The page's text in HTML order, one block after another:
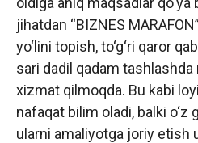
jihatdan “BIZNES
yo‘lini topish, to‘g‘ri qaror
sari dadil qadam tashlashda
xizmat qilmoqda. Bu kabi
nafaqat bilim oladi, balki o‘z
ularni amaliyotga joriy etish